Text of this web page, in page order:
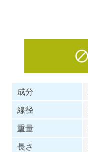
成分
線径
重量
長さ